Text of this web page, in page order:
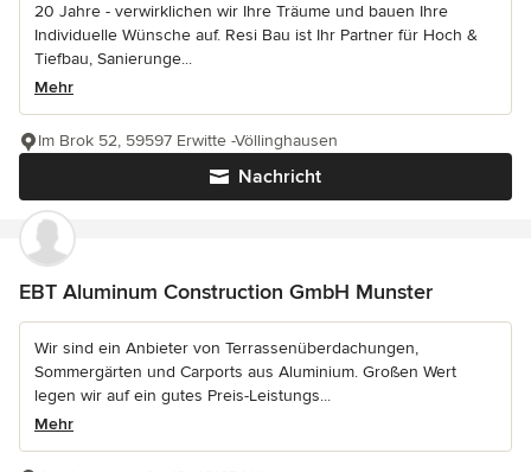
20 Jahre - verwirklichen wir Ihre Träume und bauen Ihre
Individuelle Wünsche auf. Resi Bau ist Ihr Partner für Hoch &
Tiefbau, Sanierunge...
Mehr
Nachricht
Im Brok 52, 59597 Erwitte -Völlinghausen
EBT Aluminum Construction GmbH Munster
Wir sind ein Anbieter von Terrassenüberdachungen,
Sommergärten und Carports aus Aluminium. Großen Wert
legen wir auf ein gutes Preis-Leistungs...
Mehr